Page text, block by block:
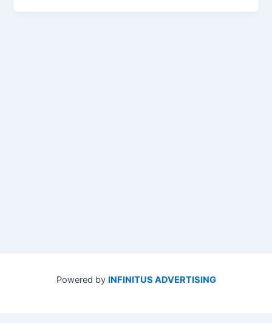
Powered by INFINITUS ADVERTISING